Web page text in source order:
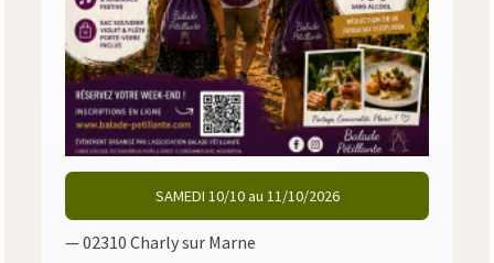
SAMEDI 10/10 au 11/10/2026
— 02310 Charly sur Marne